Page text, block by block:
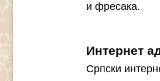
и фресака.
Интернет
Српски